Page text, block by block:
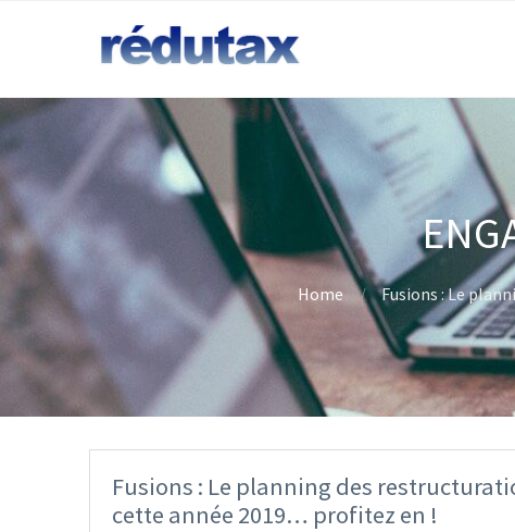
Home Fusions : Le
Fusions : Le planning des
cette année 2019… profitez en !